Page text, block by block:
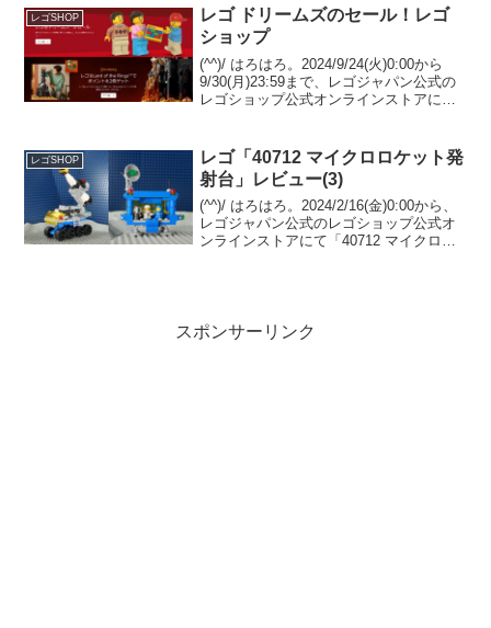
定でしたが、既に在庫終...
レゴSHOP
レゴ ドリームズのセール！レゴ
ショップ
(^^)/ はろはろ。2024/9/24(火)0:00から
9/30(月)23:59まで、レゴジャパン公式の
レゴショップ公式オンラインストアにて
イント２倍」が開催されま...
レゴSHOP
レゴ「40712 マイクロロケット発
射台」レビュー(3)
(^^)/ はろはろ。2024/2/16(金)0:00から、
レゴジャパン公式のレゴショップ公式オ
ンラインストアにて「40712 マイクロロ
スポンサーリンク